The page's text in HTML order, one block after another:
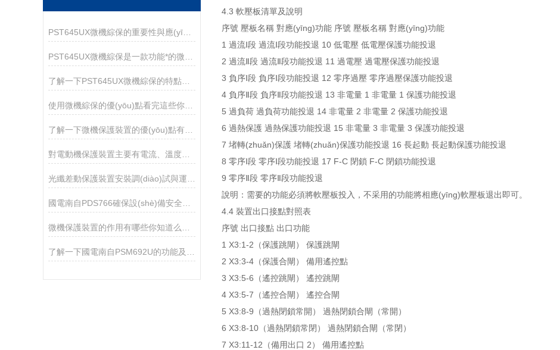
PST645UX微機綜保的重要性與應(yīng)用
了解一下PST645UX微機綜保的特點及技術(shù)要求吧
使用微機綜保的優(yōu)點看完這些你就知道了
4.3 軟壓板清單及說明
序號 壓板名稱 對應(yīng)功能 序號 壓板名稱 對應(yīng)功能
1 過流Ⅰ段 過流Ⅰ段功能投退 10 低電壓 低電壓保護功能投退
2 過流Ⅱ段 過流Ⅱ段功能投退 11 過電壓 過電壓保護功能投退
3 負序Ⅰ段 負序Ⅰ段功能投退 12 零序過壓 零序過壓保護功能投退
4 負序Ⅱ段 負序Ⅱ段功能投退 13 非電量 1 非電量 1 保護功能投退
5 過負荷 過負荷功能投退 14 非電量 2 非電量 2 保護功能投退
6 過熱保護 過熱保護功能投退 15 非電量 3 非電量 3 保護功能投退
7 堵轉(zhuǎn)保護 堵轉(zhuǎn)保護功能投退 16 長起動 長起動保護功能投退
8 零序Ⅰ段 零序Ⅰ段功能投退 17 F-C 閉鎖 F-C 閉鎖功能投退
9 零序Ⅱ段 零序Ⅱ段功能投退
說明：需要的功能必須將軟壓板投入，不采用的功能將相應(yīng)軟壓板退出即可。
4.4 裝置出口接點對照表
序號 出口接點 出口功能
1 X3:1-2（保護跳閘） 保護跳閘
2 X3:3-4（保護合閘） 備用遙控點
3 X3:5-6（遙控跳閘） 遙控跳閘
4 X3:5-7（遙控合閘） 遙控合閘
5 X3:8-9（過熱閉鎖常開） 過熱閉鎖合閘（常開）
6 X3:8-10（過熱閉鎖常閉） 過熱閉鎖合閘（常閉）
7 X3:11-12（備用出口 2） 備用遙控點